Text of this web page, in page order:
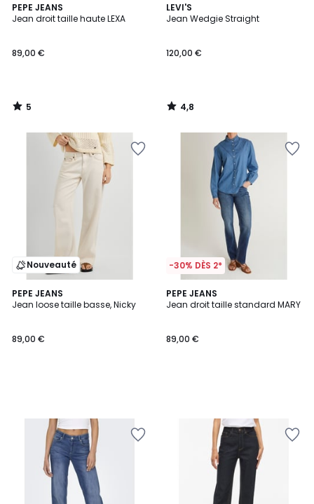
PEPE JEANS
Jean droit taille haute LEXA
89,00 €
5
/
5
/
LEVI'S
Jean Wedgie Straight
120,00 €
4,8
/ 5
4,8
/
Nouveauté
PEPE JEANS
Jean loose taille basse, Nicky
89,00 €
-30% DÈS 2*
PEPE JEANS
Jean droit taille standard MARY
89,00 €